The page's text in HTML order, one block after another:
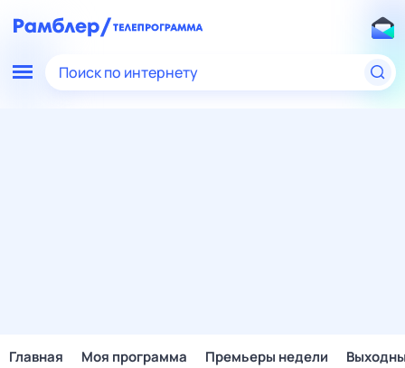
Поиск по интернету
Главная Моя программа Премьеры недели